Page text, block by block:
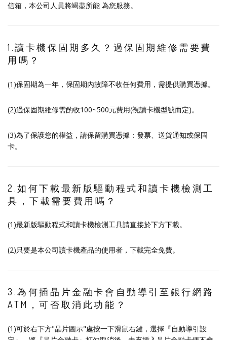
信箱，本公司人員將竭盡所能 為您服務。
1.讀卡機保固期多久？過保固期維修需要費
用嗎？
(1)保固期為一年，保固期內故障不收任何費用，需提供購買憑據。
(2)過保固期維修需酌收100~500元費用(視讀卡機型號而定)。
(3)為了保護您的權益，請保留購買憑據：發票、送貨通知或保固
卡。
2.如何下載最新版驅動程式和讀卡機檢測工
具，下載需要費用嗎？
(1)最新版驅動程式和讀卡機檢測工具請直接於下方下載。
(2)只要是本公司讀卡機產品的使用者，下載完全免費。
3.為何插晶片金融卡會自動導引至銀行網路
ATM，可否取消此功能？
(1)可於右下方"晶片圖示"處按一下滑鼠右鍵，選擇『自動導引設